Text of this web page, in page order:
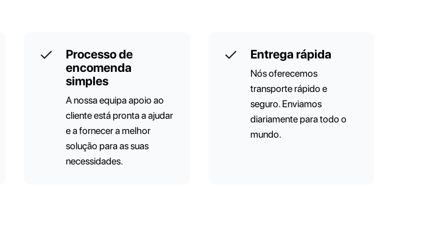
Processo de
encomenda
simples
A nossa equipa apoio ao
cliente está pronta a ajudar
e a fornecer a melhor
solução para as suas
necessidades.
Entrega rápida
Nós oferecemos
transporte rápido e
seguro. Enviamos
diariamente para todo o
mundo.